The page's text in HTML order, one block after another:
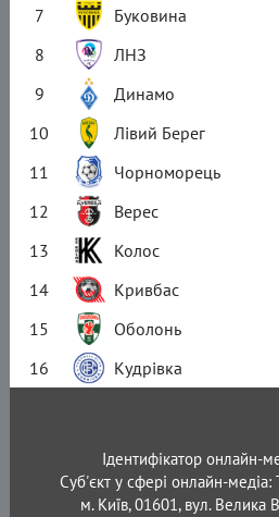
7
Буковина
8
ЛНЗ
9
Динамо
10
Лівий Берег
11
Чорноморець
12
Верес
13
Колос
14
Кривбас
15
Оболонь
16
Кудрівка
Ідентифікатор онлайн-
Суб'єкт у сфері онлайн-
м. Київ, 01601, вул. Велика